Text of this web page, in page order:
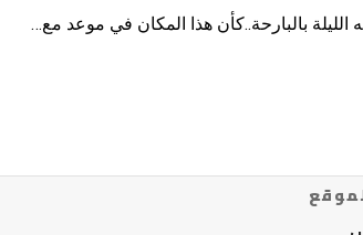
بالبارحة..كأن هذا المكان في موعد مع…